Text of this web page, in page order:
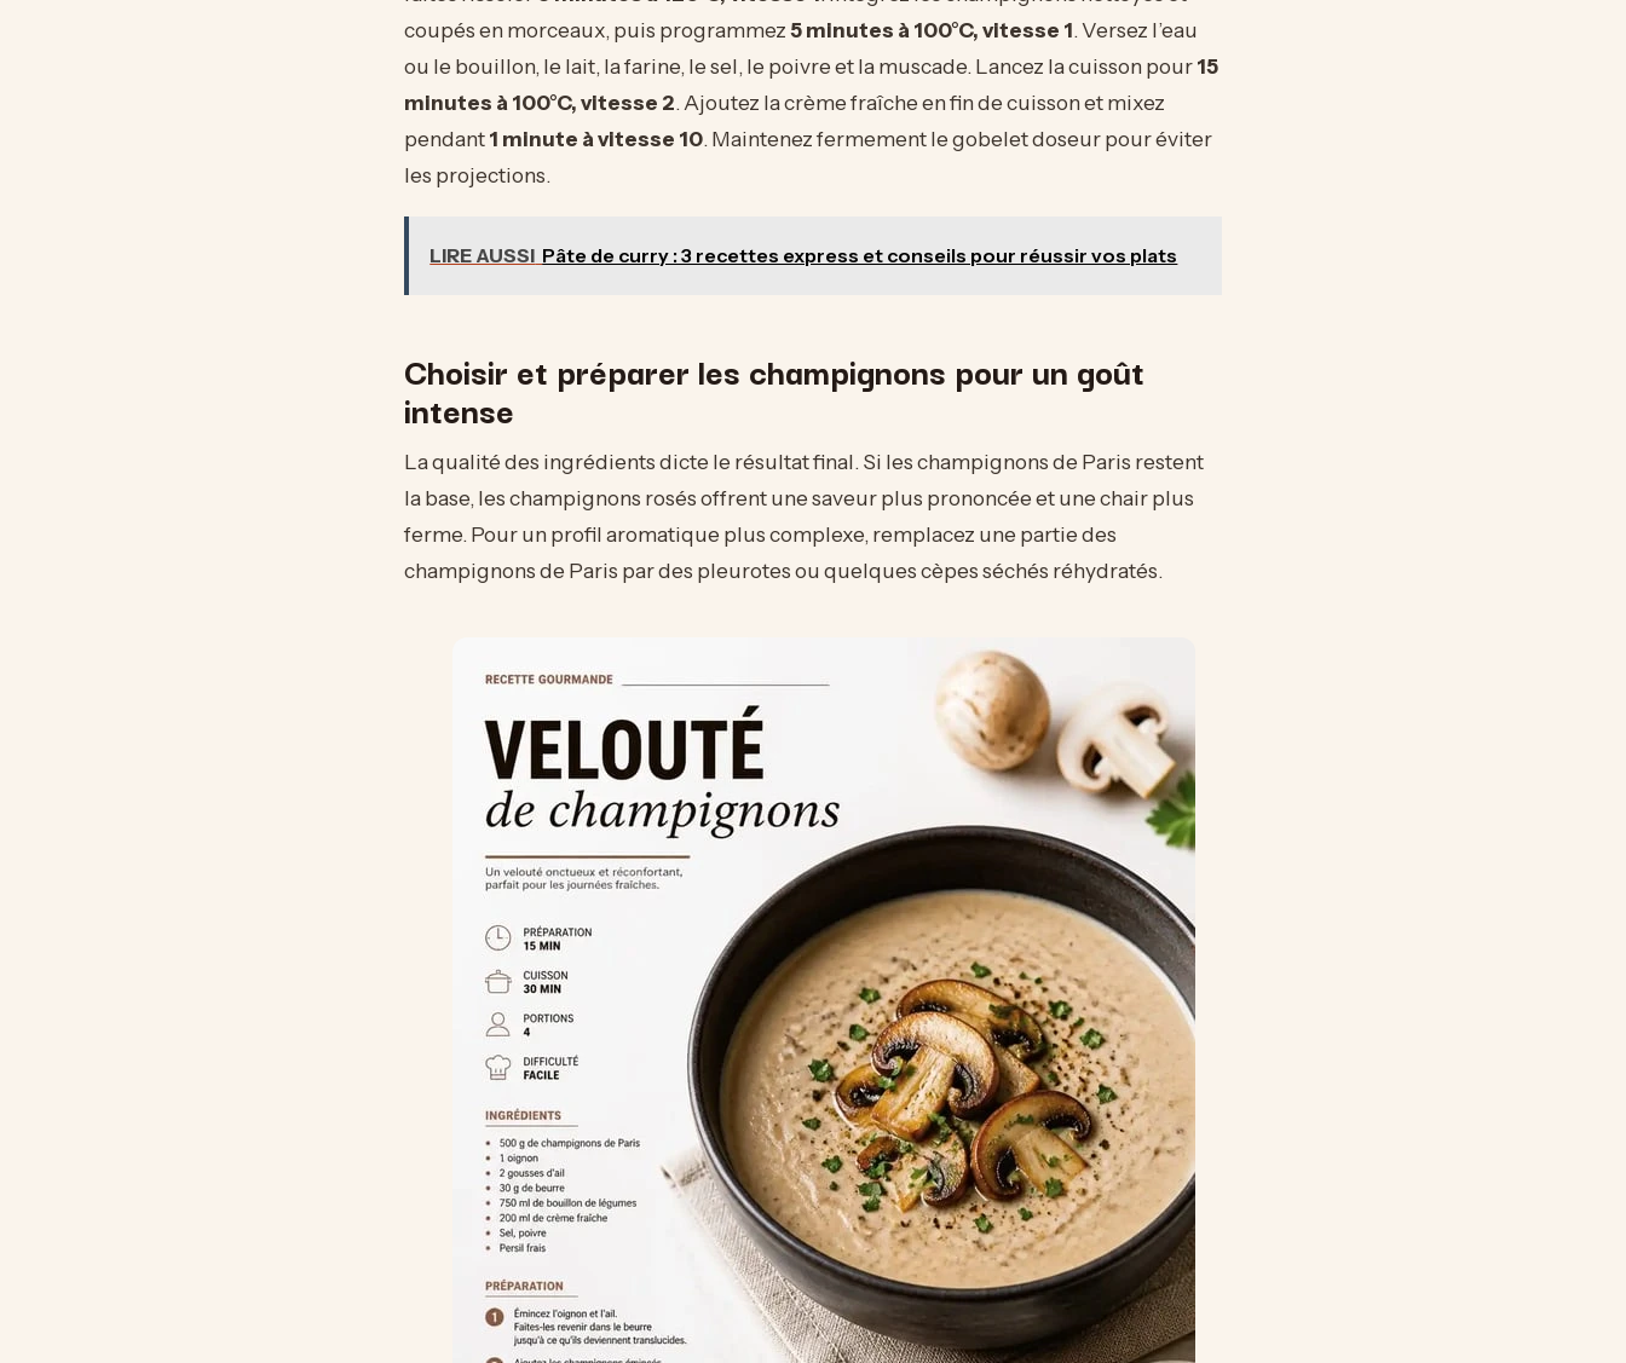
coupés en morceaux, puis programmez5 minutes à 100°C, vitesse 1. Versez l’eau
ou le bouillon, le lait, la farine, le sel, le poivre et la muscade. Lancez la cuisson pour15
minutes à 100°C, vitesse 2. Ajoutez la crème fraîche en fin de cuisson et mixez
pendant1 minute à vitesse 10. Maintenez fermement le gobelet doseur pour éviter
les projections.
LIRE AUSSI Pâte de curry : 3 recettes express et conseils pour réussir vos plats
Choisir et préparer les champignons pour un goût
intense
La qualité des ingrédients dicte le résultat final. Si les champignons de Paris restent
la base, les champignons rosés offrent une saveur plus prononcée et une chair plus
ferme. Pour un profil aromatique plus complexe, remplacez une partie des
champignons de Paris par des pleurotes ou quelques cèpes séchés réhydratés.